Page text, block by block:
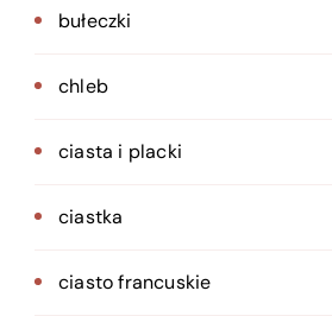
bułeczki
chleb
ciasta i placki
ciastka
ciasto francuskie